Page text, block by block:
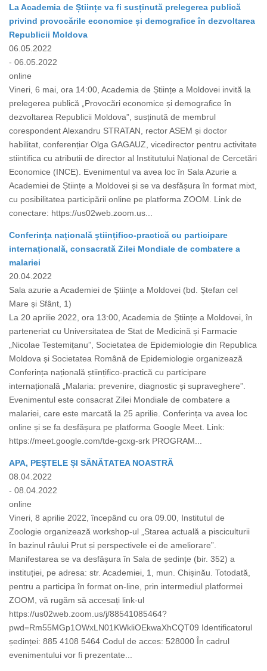
La Academia de Științe va fi susținută prelegerea publică
privind provocările economice și demografice în dezvoltarea
Republicii Moldova
06.05.2022
- 06.05.2022
online
Vineri, 6 mai, ora 14:00, Academia de Științe a Moldovei invită la
prelegerea publică „Provocări economice și demografice în
dezvoltarea Republicii Moldova”, susținută de membrul
corespondent Alexandru STRATAN, rector ASEM și doctor
habilitat, conferențiar Olga GAGAUZ, vicedirector pentru activitate
stiintifica cu atributii de director al Institutului Național de Cercetări
Economice (INCE). Evenimentul va avea loc în Sala Azurie a
Academiei de Științe a Moldovei și se va desfășura în format mixt,
cu posibilitatea participării online pe platforma ZOOM. Link de
conectare: https://us02web.zoom.us...
Conferința națională științifico-practică cu participare
internațională, consacrată Zilei Mondiale de combatere a
malariei
20.04.2022
Sala azurie a Academiei de Științe a Moldovei (bd. Ștefan cel
Mare și Sfânt, 1)
La 20 aprilie 2022, ora 13:00, Academia de Științe a Moldovei, în
parteneriat cu Universitatea de Stat de Medicină și Farmacie
„Nicolae Testemițanu”, Societatea de Epidemiologie din Republica
Moldova și Societatea Română de Epidemiologie organizează
Conferința națională științifico-practică cu participare
internațională „Malaria: prevenire, diagnostic și supraveghere”.
Evenimentul este consacrat Zilei Mondiale de combatere a
malariei, care este marcată la 25 aprilie. Conferința va avea loc
online și se fa desfășura pe platforma Google Meet. Link:
https://meet.google.com/tde-gcxg-srk PROGRAM...
APA, PEȘTELE ȘI SĂNĂTATEA NOASTRĂ
08.04.2022
- 08.04.2022
online
Vineri, 8 aprilie 2022, începând cu ora 09.00, Institutul de
Zoologie organizează workshop-ul „Starea actuală a pisciculturii
în bazinul râului Prut și perspectivele ei de ameliorare”.
Manifestarea se va desfășura în Sala de ședințe (bir. 352) a
instituției, pe adresa: str. Academiei, 1, mun. Chișinău. Totodată,
pentru a participa în format on-line, prin intermediul platformei
ZOOM, vă rugăm să accesați link-ul
https://us02web.zoom.us/j/88541085464?
pwd=Rm55MGp1OWxLN01KWkliOEkwaXhCQT09 Identificatorul
ședinței: 885 4108 5464 Codul de acces: 528000 În cadrul
evenimentului vor fi prezentate...